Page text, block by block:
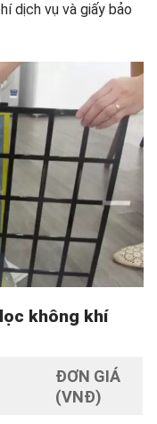
dịch vụ và giấy bảo
không khí
ĐƠN GIÁ
(VNĐ)